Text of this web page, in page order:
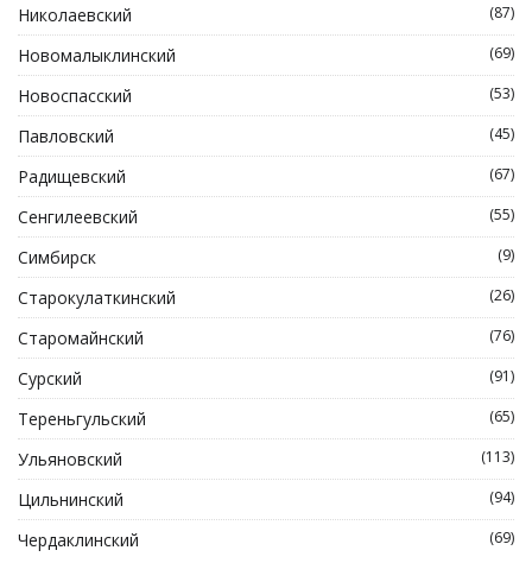
Николаевский (87)
Новомалыклинский (69)
Новоспасский (53)
Павловский (45)
Радищевский (67)
Сенгилеевский (55)
Симбирск (9)
Старокулаткинский (26)
Старомайнский (76)
Сурский (91)
Тереньгульский (65)
Ульяновский (113)
Цильнинский (94)
Чердаклинский (69)